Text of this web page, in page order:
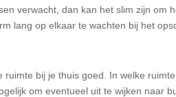
verwacht, dan kan het slim zijn om
lang op elkaar te wachten bij het
bij je thuis goed. In welke
om eventueel uit te wijken naar